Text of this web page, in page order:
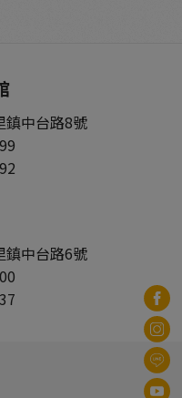
鎮中台路8號
鎮中台路6號